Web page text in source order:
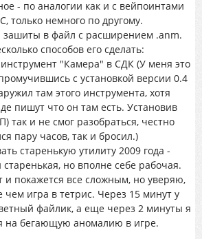
- по аналогии как и с вейпоинтами
только немного по другому.
зашиты в файл с расширением .anm.
способов его сделать:
"Камера" в СДК (У меня это
с установкой версии 0.4
там этого инструмента, хотя
пишут что он там есть. Установив
так и не смог разобраться, честно
пару часов, так и бросил.)
старенькую утилиту 2009 года -
но вполне себе рабочая.
и покажется все сложным, но уверяю,
чем игра в тетрис. Через 15 минут у
файлик, а еще через 2 минуты я
на бегающую аномалию в игре.